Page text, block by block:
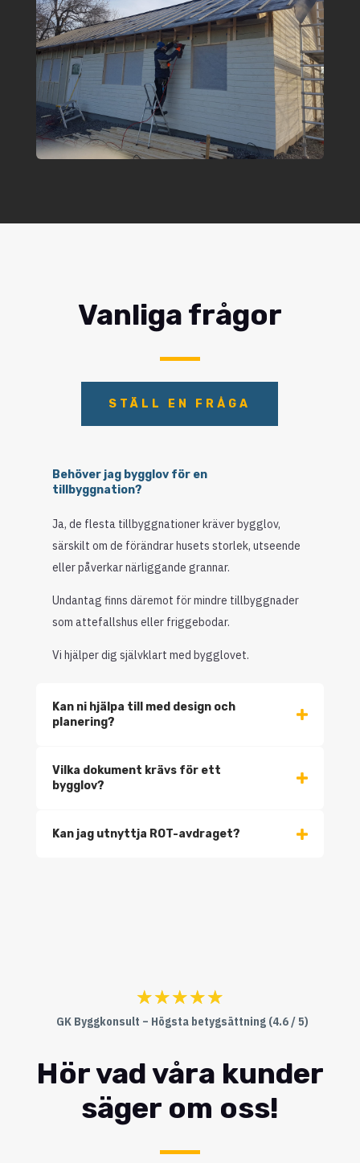
Vanliga frågor
STÄLL EN FRÅGA
Behöver jag bygglov för en
tillbyggnation?
Ja, de flesta tillbyggnationer kräver bygglov,
särskilt om de förändrar husets storlek, utseende
eller påverkar närliggande grannar.
Undantag finns däremot för mindre tillbyggnader
som attefallshus eller friggebodar.
Vi hjälper dig självklart med bygglovet.
Kan ni hjälpa till med design och
planering?
Vilka dokument krävs för ett
bygglov?
Kan jag utnyttja ROT-avdraget?
☆☆☆☆☆
GK Byggkonsult – Högsta betygsättning (4.6 / 5)
Hör vad våra kunder
säger om oss!